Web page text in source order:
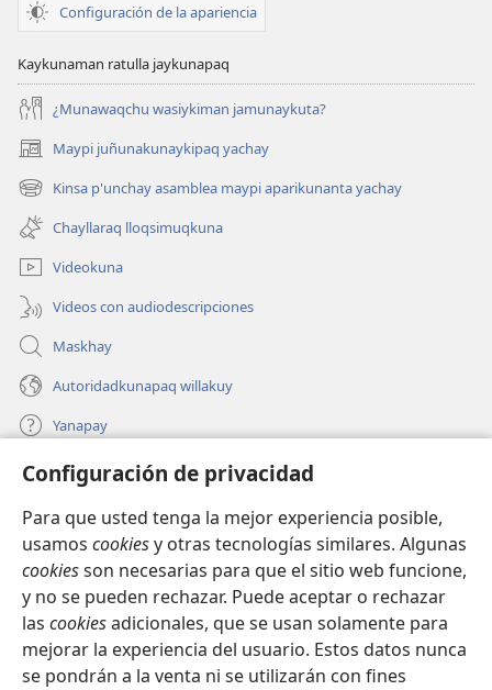
Configuración de privacidad
Para que usted tenga la mejor experiencia posible,
usamos cookiesy otras tecnologías similares. Algunas
cookiesson necesarias para que el sitio web funcione,
y no se pueden rechazar. Puede aceptar o rechazar
las cookiesadicionales, que se usan solamente para
mejorar la experiencia del usuario. Estos datos nunca
se pondrán a la venta ni se utilizarán con fines
Configuración de la apariencia
Kaykunaman ratulla jaykunapaq
¿Munawaqchu wasiykiman jamunaykuta?
Maypi juñunakunaykipaq yachay
(abre
una
nueva
ventana)
Kinsa p'unchay asamblea maypi aparikunanta yachay
(abre
una
nueva
ventana)
Chayllaraq lloqsimuqkuna
Videokuna
Videos con audiodescripciones
Maskhay
Autoridadkunapaq willakuy
Yanapay
Donacionta churanapaq
una
ventana)
INTERNETPI QELQANCHISKUNA Watchtower™
(abre
una
nueva
ventana)
JW Hub
(abre
una
nueva
ventana)
JW Library ®